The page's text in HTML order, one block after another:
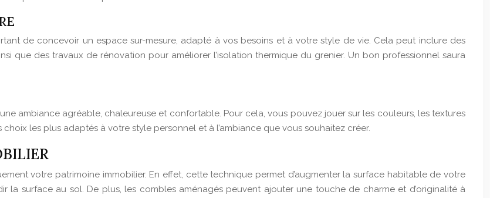
de concevoir un espace sur-mesure, adapté à vos besoins et à votre style de vie. Cela peut inclure des
que des travaux de rénovation pour améliorer l’isolation thermique du grenier. Un bon professionnel saura
ambiance agréable, chaleureuse et confortable. Pour cela, vous pouvez jouer sur les couleurs, les textures
les plus adaptés à votre style personnel et à l’ambiance que vous souhaitez créer.
votre patrimoine immobilier. En effet, cette technique permet d’augmenter la surface habitable de votre
la surface au sol. De plus, les combles aménagés peuvent ajouter une touche de charme et d’originalité à